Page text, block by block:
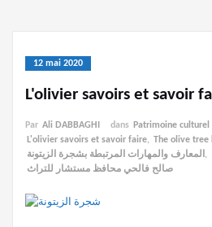
12 mai 2020
L'olivier savoirs et savoir
Par Ali DABBAGHI dans Patrimoine
L'olivier savoirs et savoir faire, The olive tree
المعارف والمهارات المرتبطة بشجرة الزيتونة ,
صالح فالحي محافظ مستشار للتراث